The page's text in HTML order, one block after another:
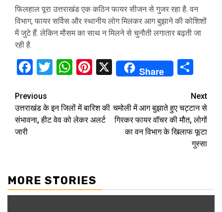
फिलहाल पूरा उत्तराखंड एक कठिन फायर सीजन से गुजर रहा है. वन
विभाग, फायर सर्विस और स्थानीय लोग मिलकर आग बुझाने की कोशिशों
में जुटे हैं. लेकिन मौसम का साथ न मिलने से चुनौती लगातार बढ़ती जा
रही है.
Facebook
Twitter
WhatsApp
Pinterest
X Share
Continue
Reading
Previous
उत्तराखंड के इन जिलों में बारिश की
संभावना, हीट वेव को लेकर अलर्ट
जारी
Next
चमोली में आग बुझाते हुए चट्टान से
गिरकर फायर वॉचर की मौत, लोगों
का वन विभाग के खिलाफ फूटा
गुस्सा
MORE STORIES